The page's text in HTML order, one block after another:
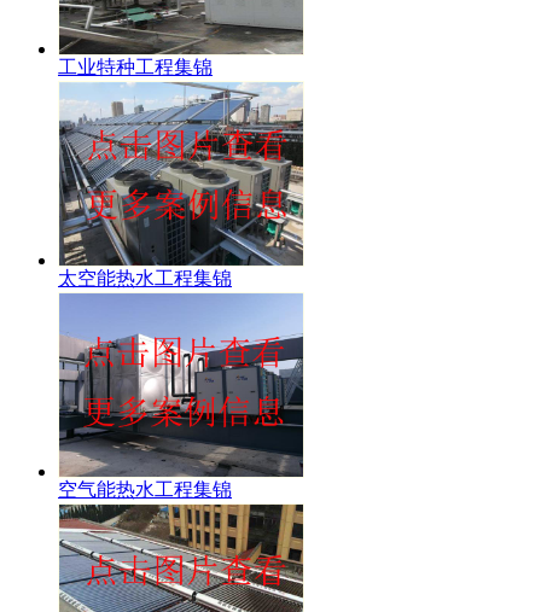
工业特种工程集锦
太空能热水工程集锦
空气能热水工程集锦